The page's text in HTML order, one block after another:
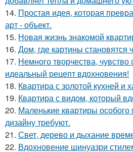
14. Простая идея, которая
арт - объект.
15. Новая жизнь знакомой
16. Дом, где картины становятся
17. Немного творчества,
идеальный рецепт вдохновения!
18. Квартира с золотой кухней и
19. Квартира с видом, который
20. Маленькие квартиры особого
дизайну требуют.
21. Свет, дерево и дыхание
22. Вдохновение шинуазри